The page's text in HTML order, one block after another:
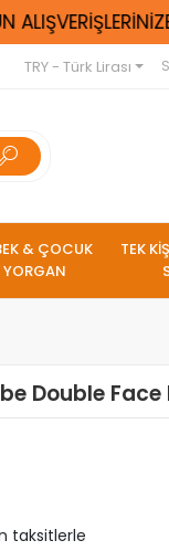
TRY - Türk Lirası
& ÇOCUK
YORGAN
TEK
Double
taksitlerle